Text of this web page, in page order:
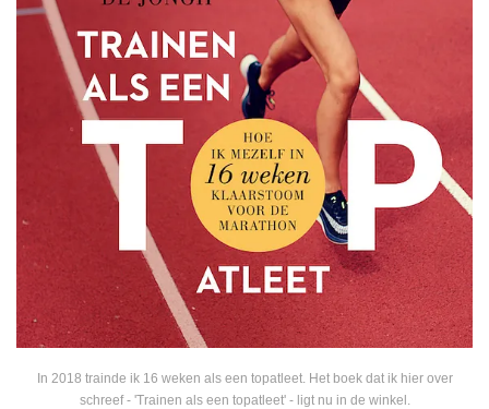
In 2018 trainde ik 16 weken als een topatleet. Het boek dat ik hier over
schreef - 'Trainen als een topatleet' - ligt nu in de winkel.